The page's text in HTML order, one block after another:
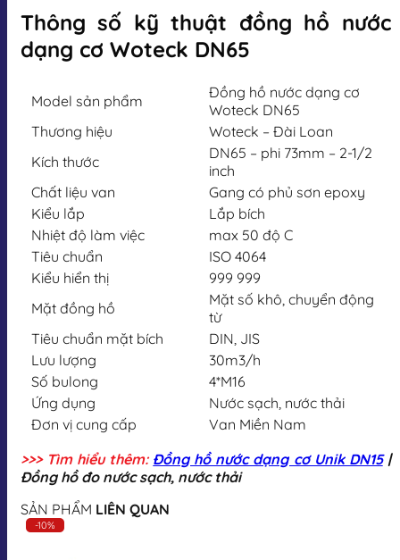
Thông số kỹ thuật đồng hồ nước
dạng cơ Woteck DN65
Model sản phẩm
Đồng hồ nước dạng cơ
Woteck DN65
Thương hiệu
Woteck – Đài Loan
Kích thước
DN65 – phi 73mm – 2-1/2
inch
Chất liệu van
Gang có phủ sơn epoxy
Kiểu lắp
Lắp bích
Nhiệt độ làm việc
max 50 độ C
Tiêu chuẩn
ISO 4064
Kiểu hiển thị
999 999
Mặt đồng hồ
Mặt số khô, chuyển động
từ
Tiêu chuẩn mặt bích
DIN, JIS
Lưu lượng
30m3/h
Số bulong
4*M16
Ứng dụng
Nước sạch, nước thải
Đơn vị cung cấp
Van Miền Nam
>>> Tìm hiểu thêm: Đồng hồ nước dạng cơ Unik DN15|
Đồng hồ đo nước sạch, nước thải
SẢN PHẨM LIÊN QUAN
-10%